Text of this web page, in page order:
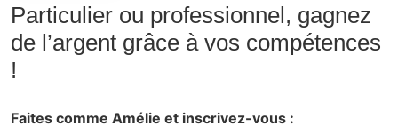
Particulier ou professionnel, gagnez
de l’argent grâce à vos compétences
!
Faites comme Amélie et inscrivez-vous :